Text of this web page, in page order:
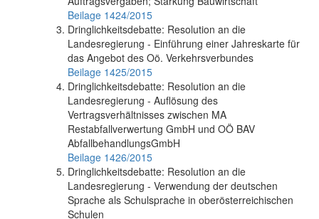
Beilage 1424/2015
Dringlichkeitsdebatte: Resolution an die
Landesregierung - Einführung einer Jahreskarte für
das Angebot des Oö. Verkehrsverbundes
Beilage 1425/2015
Dringlichkeitsdebatte: Resolution an die
Landesregierung - Auflösung des
Vertragsverhältnisses zwischen MA
Restabfallverwertung GmbH und OÖ BAV
AbfallbehandlungsGmbH
Beilage 1426/2015
Dringlichkeitsdebatte: Resolution an die
Landesregierung - Verwendung der deutschen
Sprache als Schulsprache in oberösterreichischen
Schulen